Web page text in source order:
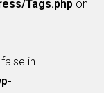
Tags.php on
in